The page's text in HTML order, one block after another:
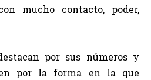
mucho contacto, poder,
por sus números y
por la forma en la que